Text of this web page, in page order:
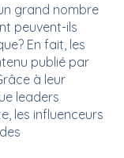
grand nombre
peuvent-ils
En fait, les
publié par
à leur
leaders
les influenceurs